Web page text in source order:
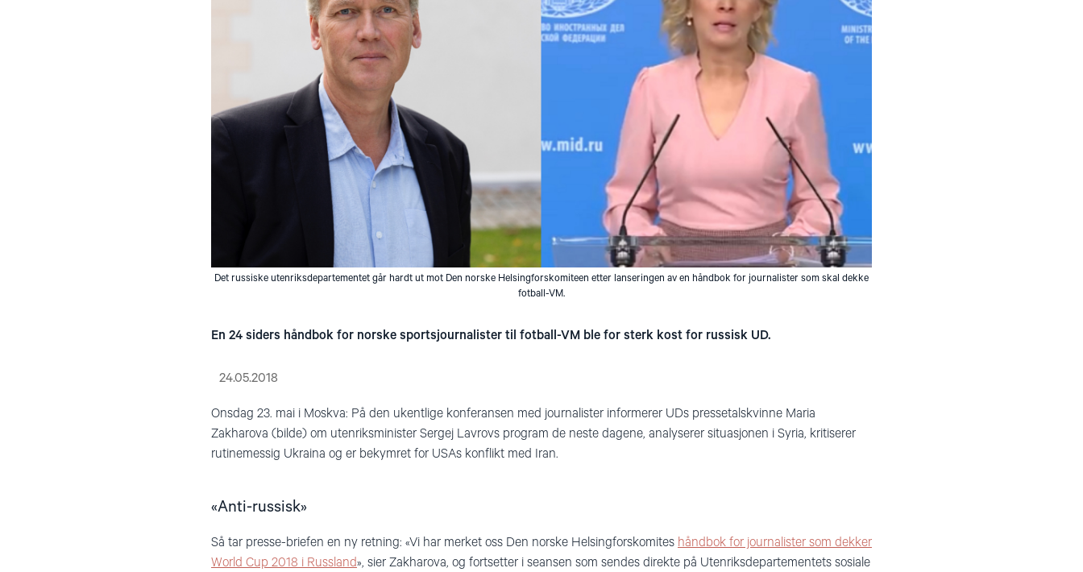
Det russiske utenriksdepartementet går hardt ut mot Den norske Helsingforskomiteen etter lanseringen av en håndbok for journalister som skal dekke
fotball-VM.
En 24 siders håndbok for norske sportsjournalister til fotball-VM ble for sterk kost for russisk UD.
24.05.2018
Onsdag 23. mai i Moskva: På den ukentlige konferansen med journalister informerer UDs pressetalskvinne Maria
Zakharova (bilde) om utenriksminister Sergej Lavrovs program de neste dagene, analyserer situasjonen i Syria, kritiserer
rutinemessig Ukraina og er bekymret for USAs konflikt med Iran.
«Anti-russisk»
Så tar presse-briefen en ny retning: «Vi har merket oss Den norske Helsingforskomites håndbok for journalister som dekker
World Cup 2018 i Russland», sier Zakharova, og fortsetter i seansen som sendes direkte på Utenriksdepartementets sosiale